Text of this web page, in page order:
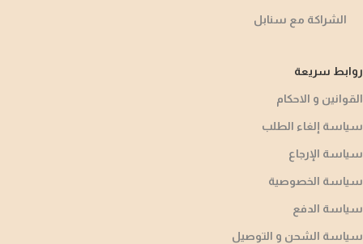
الشراكة مع سنابل
روابط سريعة
القوانين و الاحكام
سياسة إلغاء الطلب
سياسة الإرجاع
سياسة الخصوصية
سياسة الدفع
سياسة الشحن و التوصيل